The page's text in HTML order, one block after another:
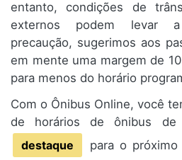
entanto, condições de
externos podem levar
precaução, sugerimos aos
em mente uma margem de
para menos do horário
Com o Ônibus Online, você
de horários de ônibus
destaque
para o